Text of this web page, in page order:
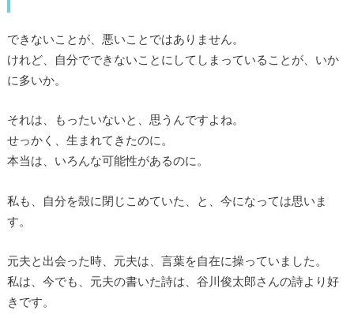
できないことが、悪いことではありません。
けれど、自分でできないことにしてしまっていることが、いか
に多いか。
それは、もったいないと、思うんですよね。
せっかく、生まれてきたのに。
本当は、いろんな可能性があるのに。
私も、自分を殻に閉じこめていた、と、今になっては思いま
す。
元夫と出会った時、元夫は、言葉を自在に操っていました。
私は、今でも、元夫の書いた詩は、谷川俊太郎さんの詩より好
きです。